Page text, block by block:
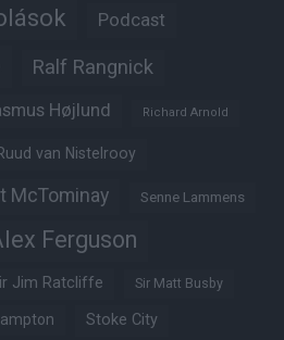
Podcast
Ralf Rangnick
Højlund Richard Arnold
van Nistelrooy
McTominay Senne Lammens
Ferguson
Jim Ratcliffe Sir Matt Busby
Stoke City